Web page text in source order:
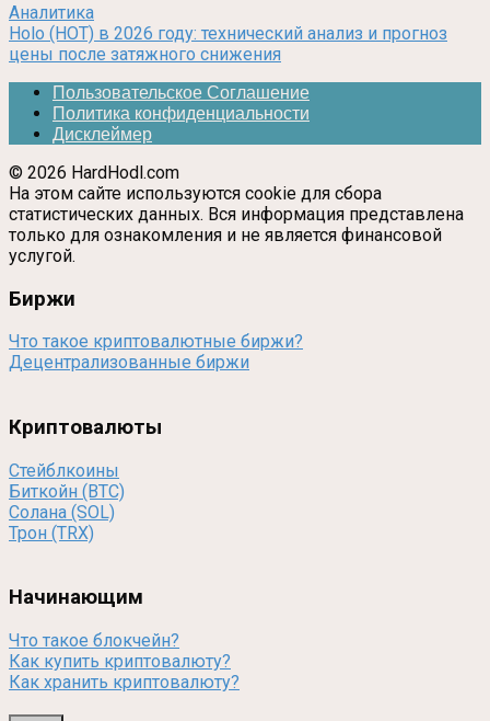
Аналитика
Holo (HOT) в 2026 году: технический анализ и прогноз
цены после затяжного снижения
Пользовательское Соглашение
Политика конфиденциальности
Дисклеймер
© 2026 HardHodl.com
На этом сайте используются cookie для сбора
статистических данных. Вся информация представлена
только для ознакомления и не является финансовой
услугой.
Биржи
Что такое криптовалютные биржи?
Децентрализованные биржи
Криптовалюты
Стейблкоины
Биткойн (BTC)
Солана (SOL)
Трон (TRX)
Начинающим
Что такое блокчейн?
Как купить криптовалюту?
Как хранить криптовалюту?